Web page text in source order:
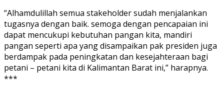
“Alhamdulillah semua stakeholder sudah menjalankan
tugasnya dengan baik. semoga dengan pencapaian ini
dapat mencukupi kebutuhan pangan kita, mandiri
pangan seperti apa yang disampaikan pak presiden juga
berdampak pada peningkatan dan kesejahteraan bagi
petani – petani kita di Kalimantan Barat ini,” harapnya.
***